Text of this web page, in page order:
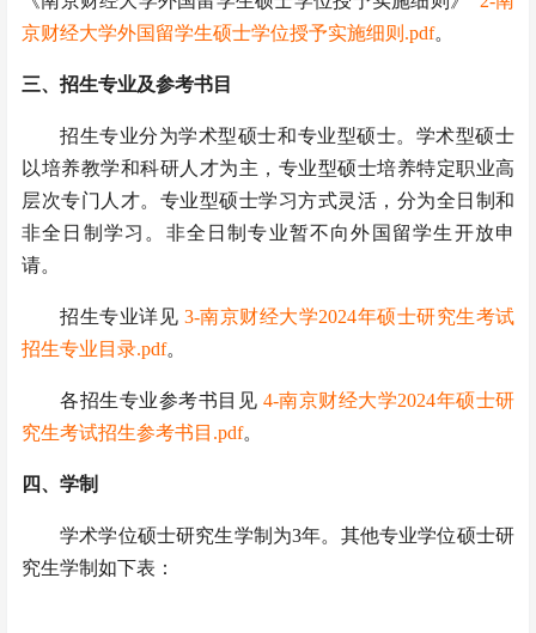
京财经大学外国留学生硕士学位授予实施细则.pdf。
三、 招生专业及参考书目
招生专业分为学术型硕士和专业型硕士。学术型硕士
以培养教学和科研人才为主，专业型硕士培养特定职业高
层次专门人才。专业型硕士学习方式灵活，分为全日制和
非全日制学习。非全日制专业暂不向外国留学生开放申
请。
招生专业详见 3-南京财经大学2024年硕士研究生考试
招生专业目录.pdf。
各招生专业参考书目见 4-南京财经大学2024年硕士研
究生考试招生参考书目.pdf。
四、 学制
学术学位硕士研究生学制为3年。其他专业学位硕士研
究生学制如下表：